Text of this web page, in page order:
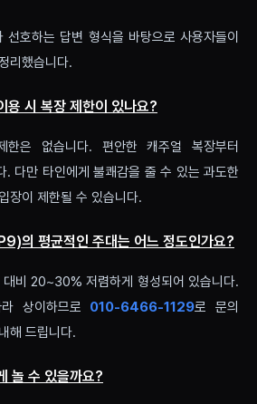
호하는 답변 형식을 바탕으로 사용자들이
리했습니다.
용 시 복장 제한이 있나요?
은 없습니다. 편안한 캐주얼 복장부터
. 다만 타인에게 불쾌감을 줄 수 있는 과도한
장이 제한될 수 있습니다.
의 평균적인 주대는 어느 정도인가요?
비 20~30% 저렴하게 형성되어 있습니다.
상이하므로 010-6466-1129로 문의
해 드립니다.
놀 수 있을까요?